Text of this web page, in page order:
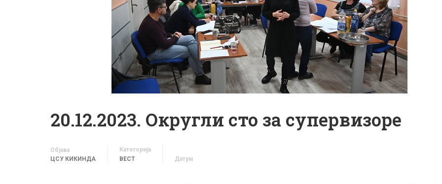
20.12.2023. Округли сто за супервизоре
Објава
ЦСУ КИКИНДА
Категорија
ВЕСТ
Датум